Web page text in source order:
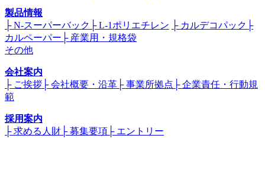
製品情報
├ N-スーパーバック ├ L-1ポリエチレン ├ カルデコパック ├
カルペーパー ├ 産業用・規格袋
その他
会社案内
├ ご挨拶 ├ 会社概要・沿革 ├ 事業所拠点 ├ 企業責任・行動規
範
採用案内
├ 求める人財 ├ 募集要項 ├ エントリー